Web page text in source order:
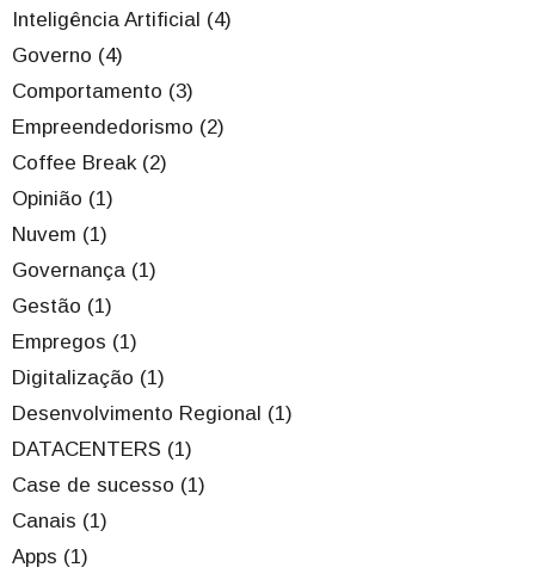
Inteligência Artificial (4)
Governo (4)
Comportamento (3)
Empreendedorismo (2)
Coffee Break (2)
Opinião (1)
Nuvem (1)
Governança (1)
Gestão (1)
Empregos (1)
Digitalização (1)
Desenvolvimento Regional (1)
DATACENTERS (1)
Case de sucesso (1)
Canais (1)
Apps (1)